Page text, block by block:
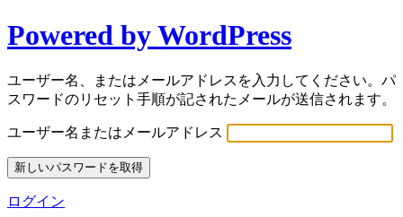
Powered by WordPress
ユーザー名、またはメールアドレスを入力してください。パ
スワードのリセット手順が記されたメールが送信されます。
ユーザー名またはメールアドレス
ログイン